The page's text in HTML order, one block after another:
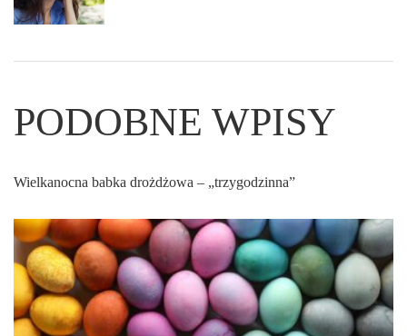
PODOBNE WPISY
Wielkanocna babka drożdżowa – „trzygodzinna”